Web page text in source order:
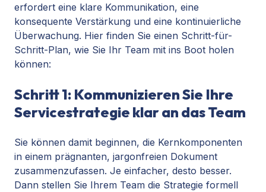
erfordert eine klare Kommunikation, eine
konsequente Verstärkung und eine kontinuierliche
Überwachung. Hier finden Sie einen Schritt-für-
Schritt-Plan, wie Sie Ihr Team mit ins Boot holen
können:
Schritt 1: Kommunizieren Sie Ihre
Servicestrategie klar an das Team
Sie können damit beginnen, die Kernkomponenten
in einem prägnanten, jargonfreien Dokument
zusammenzufassen. Je einfacher, desto besser.
Dann stellen Sie Ihrem Team die Strategie formell